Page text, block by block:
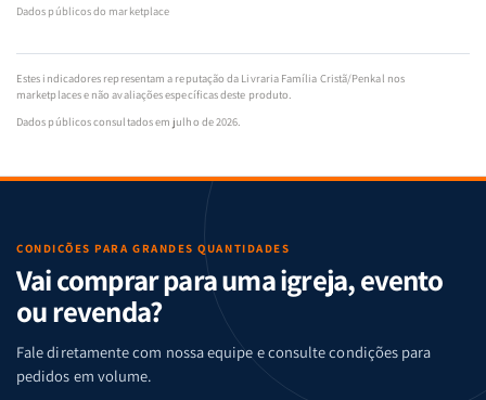
Dados públicos do marketplace
Estes indicadores representam a reputação da Livraria Família Cristã/Penkal nos
marketplaces e não avaliações específicas deste produto.
Dados públicos consultados em julho de 2026.
CONDIÇÕES PARA GRANDES QUANTIDADES
Vai comprar para uma igreja, evento
ou revenda?
Fale diretamente com nossa equipe e consulte condições para
pedidos em volume.